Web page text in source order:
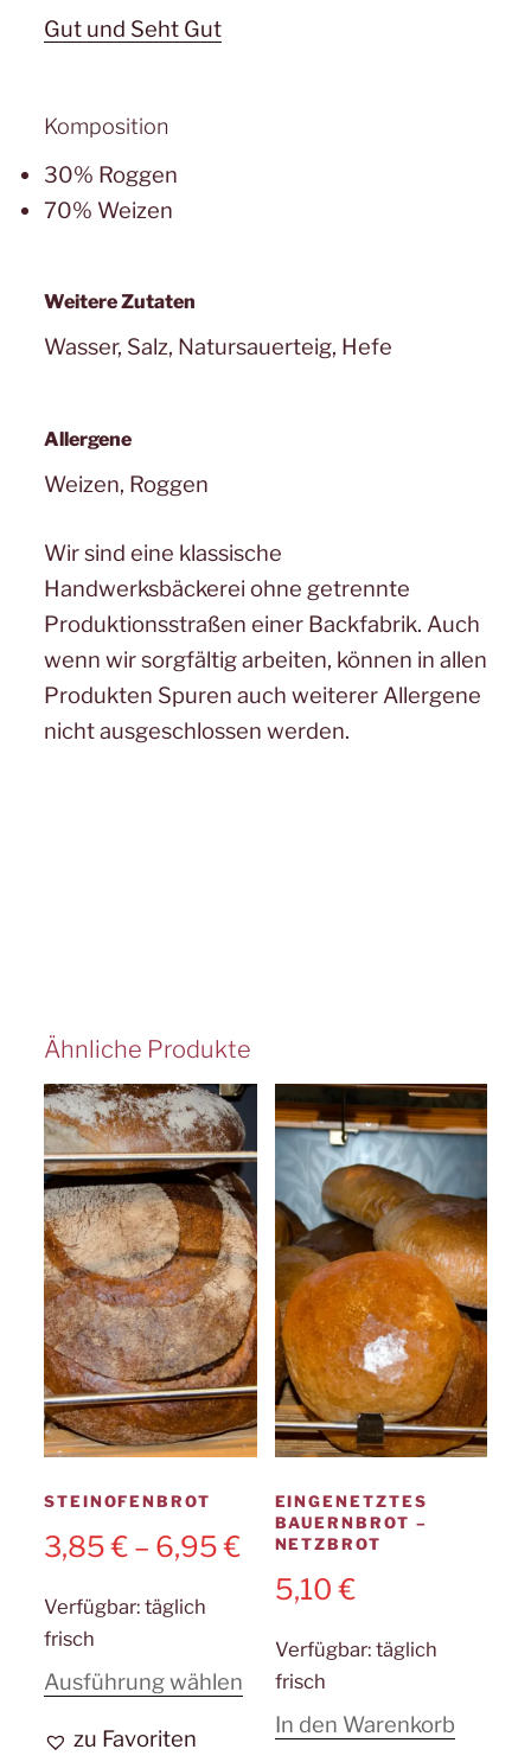
Gut und Seht Gut
Komposition
30% Roggen
70% Weizen
Weitere Zutaten
Wasser, Salz, Natursauerteig, Hefe
Allergene
Weizen, Roggen
Wir sind eine klassische
Handwerksbäckerei ohne getrennte
Produktionsstraßen einer Backfabrik. Auch
wenn wir sorgfältig arbeiten, können in allen
Produkten Spuren auch weiterer Allergene
nicht ausgeschlossen werden.
Ähnliche Produkte
STEINOFENBROT
3,85€– 6,95€
Verfügbar: täglich
frisch
Ausführung wählenDieses
Produkt
zu Favoriten
EINGENETZTES
BAUERNBROT –
NETZBROT
5,10€
Verfügbar: täglich
frisch
In den Warenkorb